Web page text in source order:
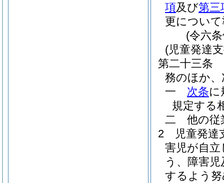
項及び第三
更につい
(令六
(児童発達
第二十三条
務のほか
一
次条に
規定する
二
他の従
2
児童発
害児が自
う、障害
するよう